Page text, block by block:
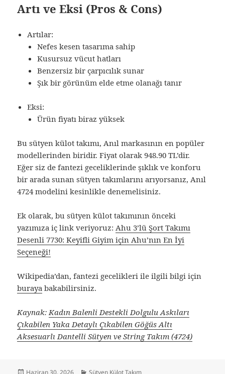
Artı ve Eksi (Pros & Cons)
Artılar:
Nefes kesen tasarıma sahip
Kusursuz vücut hatları
Benzersiz bir çarpıcılık sunar
Şık bir görünüm elde etme olanağı tanır
Eksi:
Ürün fiyatı biraz yüksek
Bu sütyen külot takımı, Anıl markasının en popüler
modellerinden biridir. Fiyat olarak 948.90 TL’dir.
Eğer siz de fantezi geceliklerinde şıklık ve konforu
bir arada sunan sütyen takımlarını arıyorsanız, Anıl
4724 modelini kesinlikle denemelisiniz.
Ek olarak, bu sütyen külot takımının önceki
yazımıza iç link veriyoruz: Ahu 3’lü Şort Takımı
Desenli 7730: Keyifli Giyim için Ahu’nın En İyi
Seçeneği!
Wikipedia’dan, fantezi gecelikleri ile ilgili bilgi için
buraya bakabilirsiniz.
Kaynak: Kadın Balenli Destekli Dolgulu Askıları
Çıkabilen Yaka Detaylı Çıkabilen Göğüs Altı
Aksesuarlı Dantelli Sütyen ve String Takım (4724)
Yayın
Kategoriler